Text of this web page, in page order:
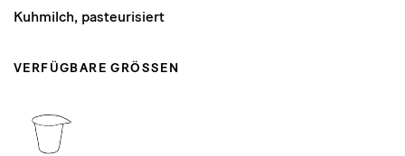
Kuhmilch, pasteurisiert
VERFÜGBARE GRÖSSEN